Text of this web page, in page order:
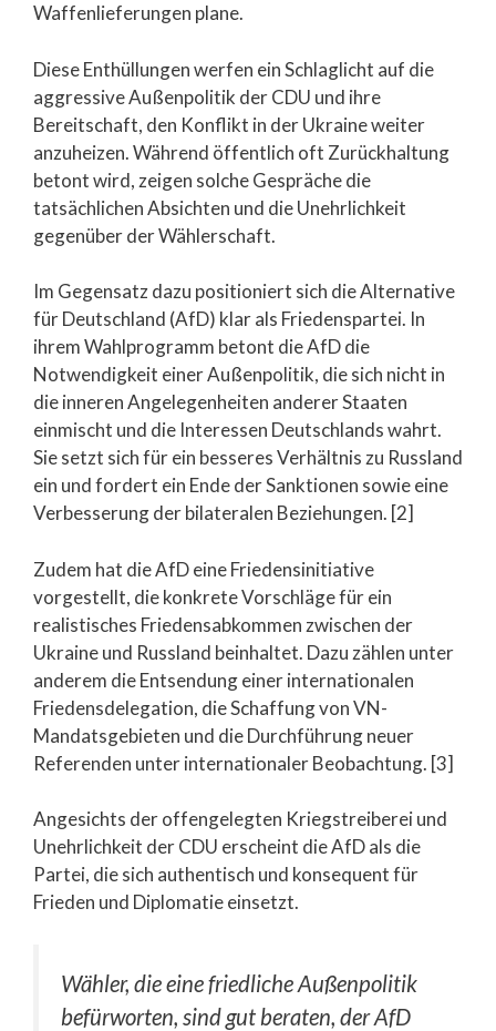
Waffenlieferungen plane.
Diese Enthüllungen werfen ein Schlaglicht auf die
aggressive Außenpolitik der CDU und ihre
Bereitschaft, den Konflikt in der Ukraine weiter
anzuheizen. Während öffentlich oft Zurückhaltung
betont wird, zeigen solche Gespräche die
tatsächlichen Absichten und die Unehrlichkeit
gegenüber der Wählerschaft.
Im Gegensatz dazu positioniert sich die Alternative
für Deutschland (AfD) klar als Friedenspartei. In
ihrem Wahlprogramm betont die AfD die
Notwendigkeit einer Außenpolitik, die sich nicht in
die inneren Angelegenheiten anderer Staaten
einmischt und die Interessen Deutschlands wahrt.
Sie setzt sich für ein besseres Verhältnis zu Russland
ein und fordert ein Ende der Sanktionen sowie eine
Verbesserung der bilateralen Beziehungen. [2]
Zudem hat die AfD eine Friedensinitiative
vorgestellt, die konkrete Vorschläge für ein
realistisches Friedensabkommen zwischen der
Ukraine und Russland beinhaltet. Dazu zählen unter
anderem die Entsendung einer internationalen
Friedensdelegation, die Schaffung von VN-
Mandatsgebieten und die Durchführung neuer
Referenden unter internationaler Beobachtung. [3]
Angesichts der offengelegten Kriegstreiberei und
Unehrlichkeit der CDU erscheint die AfD als die
Partei, die sich authentisch und konsequent für
Frieden und Diplomatie einsetzt.
Wähler, die eine friedliche Außenpolitik
befürworten, sind gut beraten, der AfD